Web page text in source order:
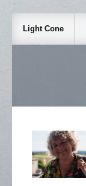
Light Cone